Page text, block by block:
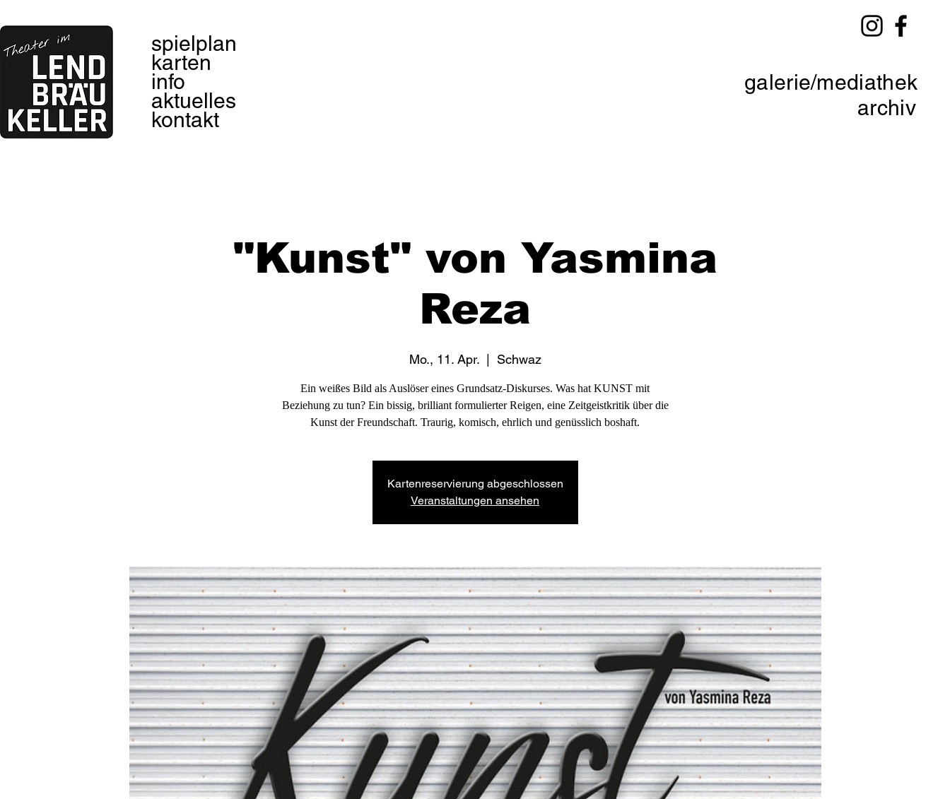
spielplan
karten
info
aktuelles
kontakt
galerie/mediathek
archiv
"Kunst" von Yasmina
Reza
Mo., 11. Apr.
  |
Schwaz
Ein weißes Bild als Auslöser eines Grundsatz-Diskurses. Was hat KUNST mit
Beziehung zu tun? Ein bissig, brilliant formulierter Reigen, eine Zeitgeistkritik über die
Kunst der Freundschaft. Traurig, komisch, ehrlich und genüsslich boshaft.
Kartenreservierung abgeschlossen
Veranstaltungen ansehen